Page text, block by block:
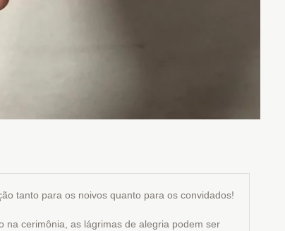
tanto para os noivos quanto para os convidados!
na cerimônia, as lágrimas de alegria podem ser